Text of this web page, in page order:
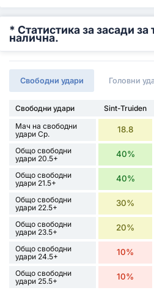
* Статистика за засади за
налична.
Свободни удари Головни
Свободни удари Sint-Truiden
Мач на свободни
удари Ср.
18.8
Общо свободни
удари 20.5+
40%
Общо свободни
удари 21.5+
40%
Общо свободни
удари 22.5+
30%
Общо свободни
удари 23.5+
20%
Общо свободни
удари 24.5+
10%
Общо свободни
удари 25.5+
10%